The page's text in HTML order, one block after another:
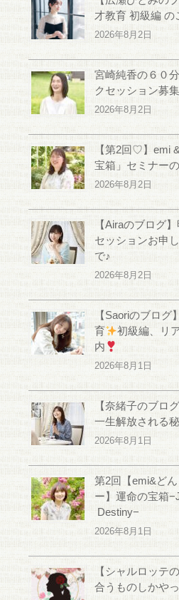
才教育 初級編
2026年8月2日
宮崎純香の６０
クセッション募
2026年8月2日
【第2回♡】emi
宝箱」セミナー
2026年8月2日
【Airaのブログ
セッションお申
で♪
2026年8月2日
【Saoriのブログ
育
初級編、リ
内
2026年8月1日
【奈緒子のブロ
一生解放される
2026年8月1日
第2回【emi&ど
ー】運命の宝箱
Destiny−
2026年8月1日
【シャルロッテ
合うものしかや